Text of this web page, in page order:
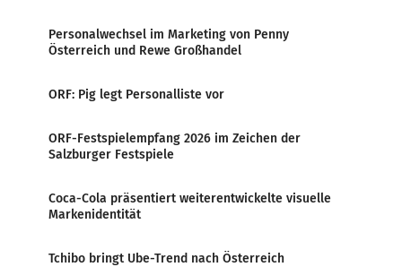
Personalwechsel im Marketing von Penny
Österreich und Rewe Großhandel
ORF: Pig legt Personalliste vor
ORF-Festspielempfang 2026 im Zeichen der
Salzburger Festspiele
Coca-Cola präsentiert weiterentwickelte visuelle
Markenidentität
Tchibo bringt Ube-Trend nach Österreich